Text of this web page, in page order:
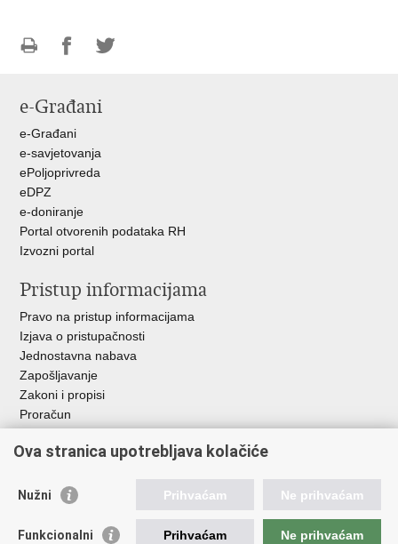
FacebookuTwitteru
e-Građani
e-Građani
e-savjetovanja
ePoljoprivreda
eDPZ
e-doniranje
Portal otvorenih podataka RH
Izvozni portal
Pristup informacijama
Pravo na pristup informacijama
Izjava o pristupačnosti
Jednostavna nabava
Zapošljavanje
Zakoni i propisi
Proračun
RH
Važne poveznice
Hrvatska agencija za poljoprivredu i hranu
Ova stranica upotrebljava kolačiće
Nužni Prihvaćam Ne prihvaćam
Funkcionalni Prihvaćam Ne prihvaćam